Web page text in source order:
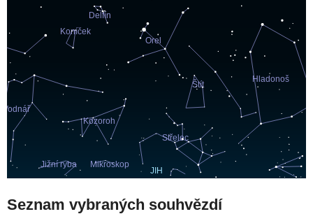
Seznam vybraných souhvězdí